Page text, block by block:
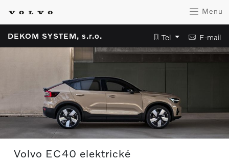
Menu
DEKOM SYSTEM, s.r.o. Tel E-mail
Volvo EC40 elektrické